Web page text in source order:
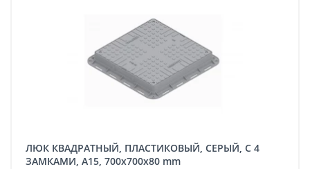
ЛЮК КВАДРАТНЫЙ, ПЛАСТИКОВЫЙ, СЕРЫЙ, С 4
ЗАМКАМИ, A15, 700x700x80 mm